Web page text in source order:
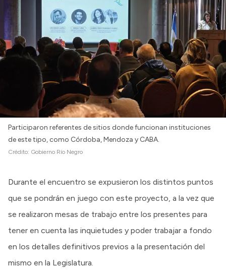
Participaron referentes de sitios donde funcionan instituciones
de este tipo, como Córdoba, Mendoza y CABA.
Crédito: Gobierno Río Negro
Durante el encuentro se expusieron los distintos puntos
que se pondrán en juego con este proyecto, a la vez que
se realizaron mesas de trabajo entre los presentes para
tener en cuenta las inquietudes y poder trabajar a fondo
en los detalles definitivos previos a la presentación del
mismo en la Legislatura.